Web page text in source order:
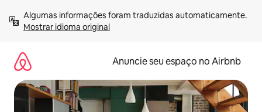
para
Mostrar idioma original
Anuncie seu espaço no Airbnb